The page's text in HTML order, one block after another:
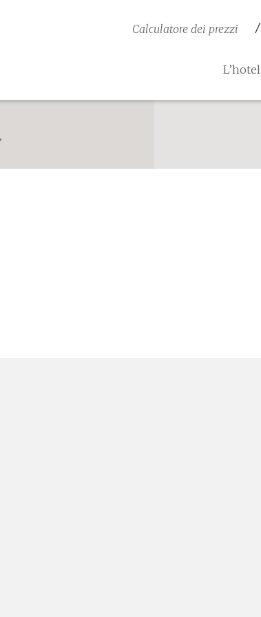
Calculatore dei prezzi
L’hotel